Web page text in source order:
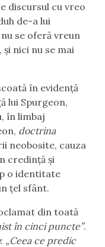
discursul cu vreo
de-a lui
se oferă vreun
nici nu se mai
în evidenţă
lui Spurgeon,
în limbaj
doctrina
neobosite, cauza
credinţă şi
o identitate
ţel sfânt.
din toată
în cinci puncte”.
: „Ceea ce predic